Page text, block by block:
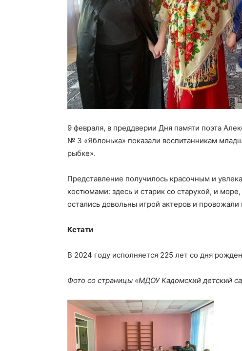
9 февраля, в преддверии Дня памяти поэта
№ 3 «Яблонька» показали воспитанникам
рыбке».
Представление получилось красочным и
костюмами: здесь и старик со старухой, и
остались довольны игрой актеров и
Кстати
В 2024 году исполняется 225 лет со дня
Фото со страницы «МДОУ Кадомский детский